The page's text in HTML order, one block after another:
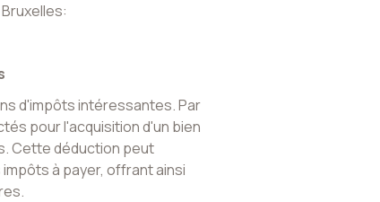
d'impôts intéressantes. Par
pour l'acquisition d'un bien
Cette déduction peut
à payer, offrant ainsi